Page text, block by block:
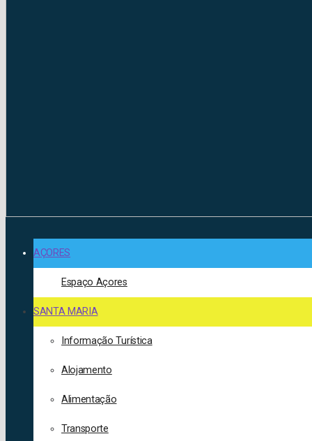
AÇORES
Espaço Açores
SANTA MARIA
Informação Turística
Alojamento
Alimentação
Transporte